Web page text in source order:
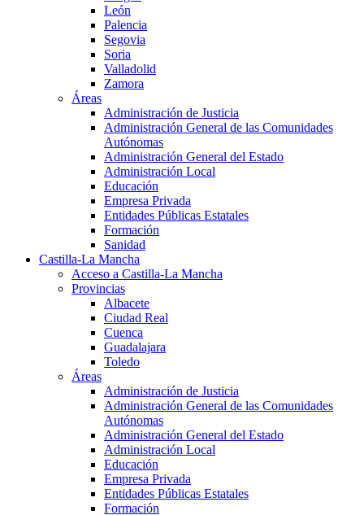
León
Palencia
Segovia
Soria
Valladolid
Zamora
Áreas
Administración de Justicia
Administración General de las Comunidades
Autónomas
Administración General del Estado
Administración Local
Educación
Empresa Privada
Entidades Públicas Estatales
Formación
Sanidad
Castilla-La Mancha
Acceso a Castilla-La Mancha
Provincias
Albacete
Ciudad Real
Cuenca
Guadalajara
Toledo
Áreas
Administración de Justicia
Administración General de las Comunidades
Autónomas
Administración General del Estado
Administración Local
Educación
Empresa Privada
Entidades Públicas Estatales
Formación